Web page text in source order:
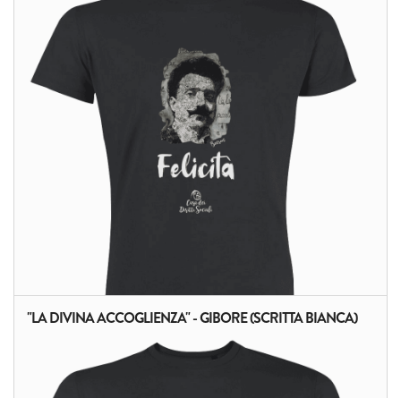
ALTRI PRODOTTI:
"LA DIVINA ACCOGLIENZA" - GIBORE (SCRITTA BIANCA)